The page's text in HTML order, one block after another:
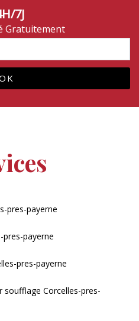
7J
Gratuitement
pres-payerne
pres-payerne
pres-payerne
Corcelles-pres-